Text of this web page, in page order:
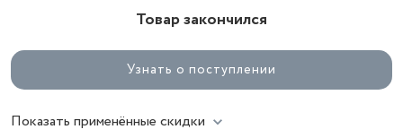
Товар закончился
Узнать о поступлении
Показать применённые скидки